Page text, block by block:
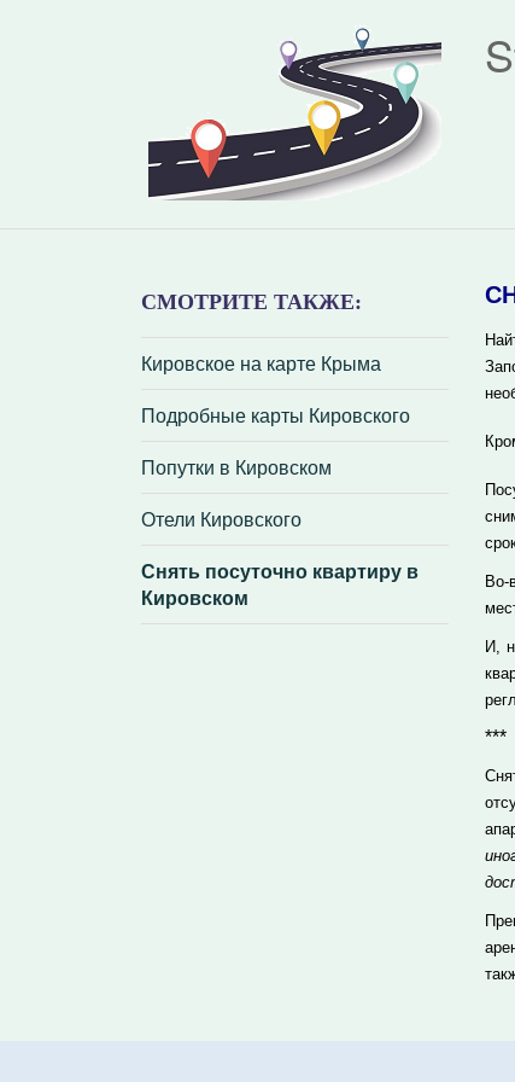
СМОТРИТЕ ТАКЖЕ:
Кировское на карте Крыма
Подробные карты Кировского
Попутки в Кировском
Отели Кировского
Снять посуточно квартиру в
Кировском
Во-
И,
***